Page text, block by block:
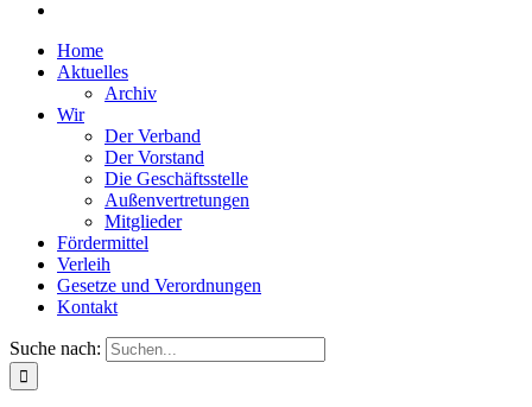
Home
Aktuelles
Archiv
Wir
Der Verband
Der Vorstand
Die Geschäftsstelle
Außenvertretungen
Mitglieder
Fördermittel
Verleih
Gesetze und Verordnungen
Kontakt
Suche nach: